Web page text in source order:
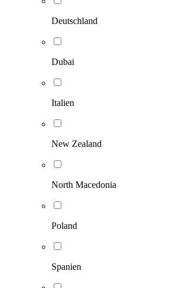
Deutschland
Dubai
Italien
New Zealand
North Macedonia
Poland
Spanien